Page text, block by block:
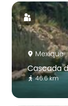
Mexique
Cascada
46.6 km